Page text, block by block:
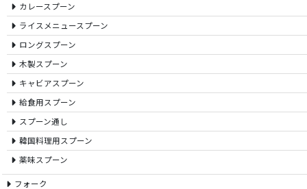
カレースプーン
ライスメニュースプーン
ロングスプーン
木製スプーン
キャビアスプーン
給食用スプーン
スプーン通し
韓国料理用スプーン
薬味スプーン
フォーク